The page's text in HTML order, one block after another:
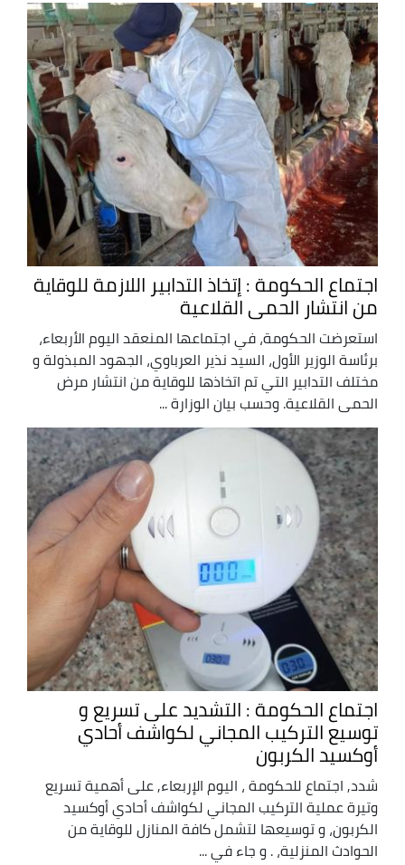
اجتماع الحكومة : إتخاذ التدابير اللازمة للوقاية
من انتشار الحمى القلاعية
استعرضت الحكومة، في اجتماعها المنعقد اليوم الأربعاء،
برئاسة الوزير الأول، السيد نذير العرباوي، الجهود المبذولة و
مختلف التدابير التي تم اتخاذها للوقاية من انتشار مرض
الحمى القلاعية. وحسب بيان الوزارة ...
اجتماع الحكومة : التشديد على تسريع و
توسيع التركيب المجاني لكواشف أحادي
أوكسيد الكربون
شدد, اجتماع للحكومة ، اليوم الإربعاء, على أهمية تسريع
وتيرة عملية التركيب المجاني لكواشف أحادي أوكسيد
الكربون، و توسيعها لتشمل كافة المنازل للوقاية من
الحوادث المنزلية، . و جاء في ...